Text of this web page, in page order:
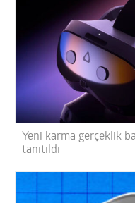
Yeni karma gerçeklik
tanıtıldı